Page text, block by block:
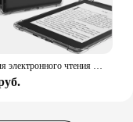
Чехол для электронного чтения 11/12-го поколения 6 6,8 7 дюймов SA568B Защитный корпус C2V2L3 Подушка безопасности для Kindle Paperwhite 1/2/3/4/5 Colorsoft 2024